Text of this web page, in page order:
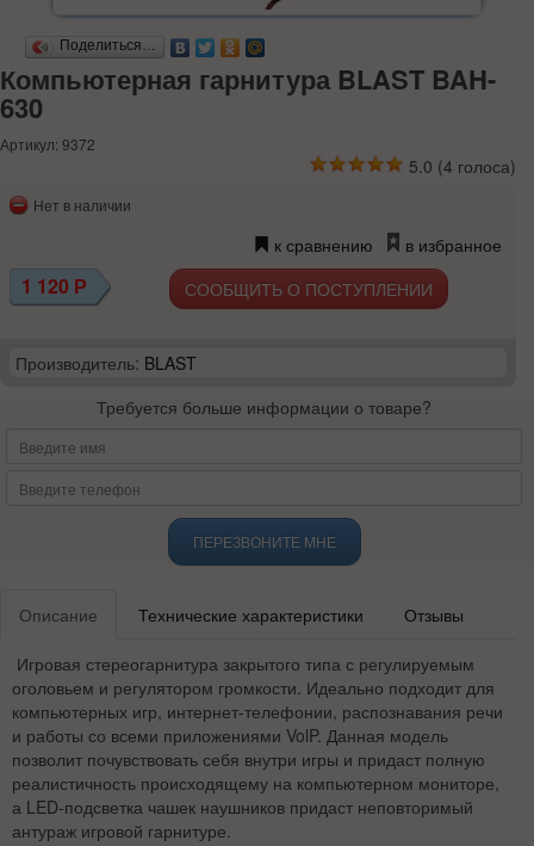
Поделиться…
Компьютерная гарнитура BLAST BAH-
630
Артикул: 9372
5.0 (4 голоса)
Нет в наличии
к сравнению в избранное
1 120 Р СООБЩИТЬ О ПОСТУПЛЕНИИ
Производитель: BLAST
Требуется больше информации о товаре?
ПЕРЕЗВОНИТЕ МНЕ
Описание Технические характеристики Отзывы
Игровая стереогарнитура закрытого типа с регулируемым
оголовьем и регулятором громкости. Идеально подходит для
компьютерных игр, интернет-телефонии, распознавания речи
и работы со всеми приложениями VolP. Данная модель
позволит почувствовать себя внутри игры и придаст полную
реалистичность происходящему на компьютерном мониторе,
а LED-подсветка чашек наушников придаст неповторимый
антураж игровой гарнитуре.